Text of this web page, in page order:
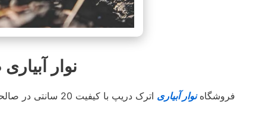
نوار آبیاری
فروشگاهنوار آبیاری اترک دریپ با کیفیت 20 سانتی در صالحیه با استعلام قیمت مناسب جهت کشاورزان محترم کل استان و شهرستان های هم جوار . با